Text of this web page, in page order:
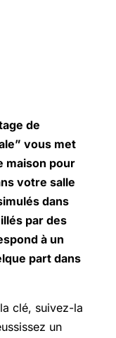
de
vous met
maison pour
votre salle
dans
par des
à un
part dans
clé, suivez-la
un